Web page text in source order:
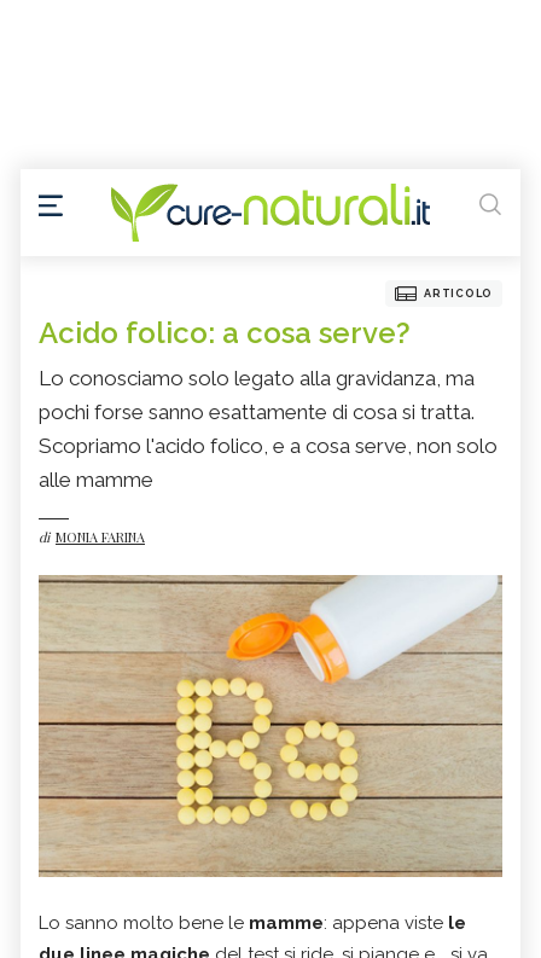
ARTICOLO
Acido folico: a cosa serve?
Lo conosciamo solo legato alla gravidanza, ma
pochi forse sanno esattamente di cosa si tratta.
Scopriamo l'acido folico, e a cosa serve, non solo
alle mamme
di MONIA FARINA
Lo sanno molto bene le mamme: appena viste le